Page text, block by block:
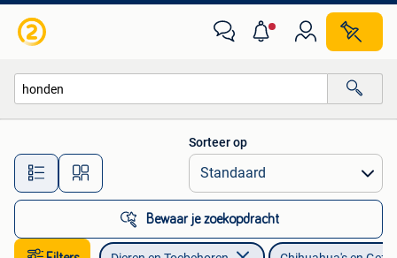
Alle afstanden…
Sorteer op
Bewaar je zoekopdracht